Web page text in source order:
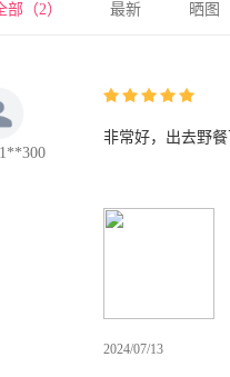
部（2） 最新 晒图
非常好，出去野
2024/07/13